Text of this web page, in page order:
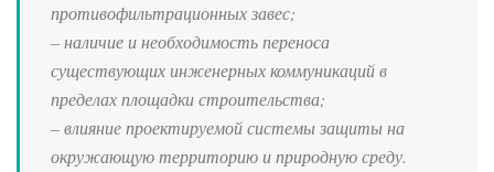
противофильтрационных завес;
– наличие и необходимость переноса
существующих инженерных коммуникаций в
пределах площадки строительства;
– влияние проектируемой системы защиты на
окружающую территорию и природную среду.